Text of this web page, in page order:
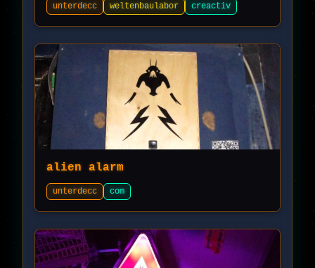
unterdecc weltenbaulabor creactiv
alien alarm
unterdecc com